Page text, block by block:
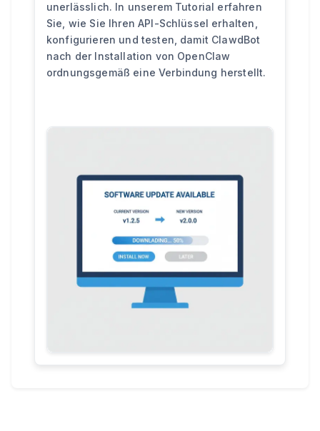
unerlässlich. In unserem Tutorial erfahren
Sie, wie Sie Ihren API-Schlüssel erhalten,
konfigurieren und testen, damit ClawdBot
nach der Installation von OpenClaw
ordnungsgemäß eine Verbindung herstellt.